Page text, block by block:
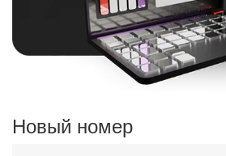
Новый номер